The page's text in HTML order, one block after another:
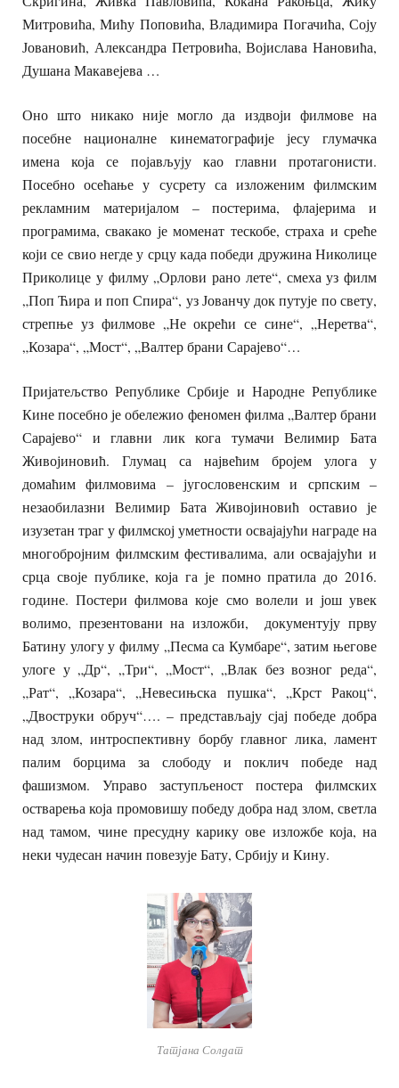
Митровића, Мићу Поповића, Владимира Погачића, Соју
Јовановић, Александра Петровића, Војислава Нановића,
Душана Макавејева …
Оно што никако није могло да издвоји филмове на
посебне националне кинематографије јесу глумачка
имена која се појављују као главни протагонисти.
Посебно осећање у сусрету са изложеним филмским
рекламним материјалом – постерима, флајерима и
програмима, свакако је моменат тескобе, страха и среће
који се свио негде у срцу када победи дружина Николице
Приколице у филму „Орлови рано лете“, смеха уз филм
„Поп Ћира и поп Спира“, уз Јованчу док путује по свету,
стрепње уз филмове „Не окрећи се сине“, „Неретва“,
„Козара“, „Мост“, „Валтер брани Сарајево“…
Пријатељство Републике Србије и Народне Републике
Кине посебно је обележио феномен филма „Валтер брани
Сарајево“ и главни лик кога тумачи Велимир Бата
Живојиновић. Глумац са највећим бројем улога у
домаћим филмовима – југословенским и српским –
незаобилазни Велимир Бата Живојиновић оставио је
изузетан траг у филмској уметности освајајући награде на
многобројним филмским фестивалима, али освајајући и
срца своје публике, која га је помно пратила до 2016.
године. Постери филмова које смо волели и још увек
волимо, презентовани на изложби, документују прву
Батину улогу у филму „Песма са Кумбаре“, затим његове
улоге у „Др“, „Три“, „Мост“, „Влак без возног реда“,
„Рат“, „Козара“, „Невесињска пушка“, „Крст Ракоц“,
„Двоструки обруч“…. – представљају сјај победе добра
над злом, интроспективну борбу главног лика, ламент
палим борцима за слободу и поклич победе над
фашизмом. Управо заступљеност постера филмских
остварења која промовишу победу добра над злом, светла
над тамом, чине пресудну карику ове изложбе која, на
неки чудесан начин повезује Бату, Србију и Кину.
Татјана Солдат